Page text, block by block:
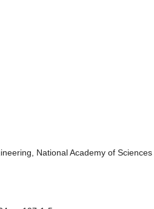
National Academy of